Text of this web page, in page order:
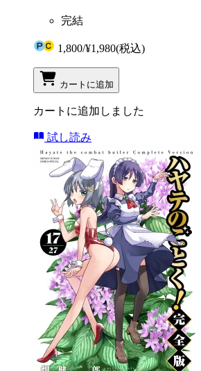
完結
1,800/¥1,980(税込)
カートに追加
カートに追加しました
試し読み